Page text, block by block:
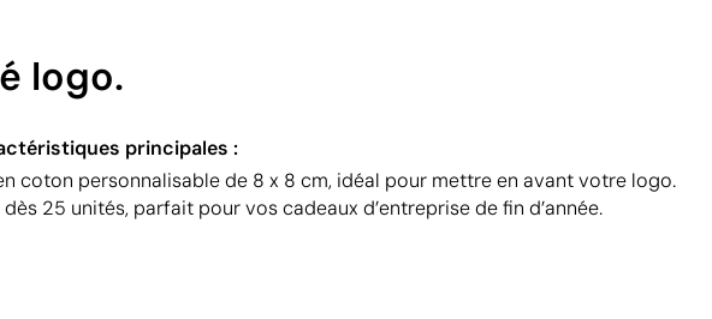
logo.
principales :
coton personnalisable de 8 x 8 cm, idéal pour mettre en avant votre logo.
dès 25 unités, parfait pour vos cadeaux d’entreprise de fin d’année.